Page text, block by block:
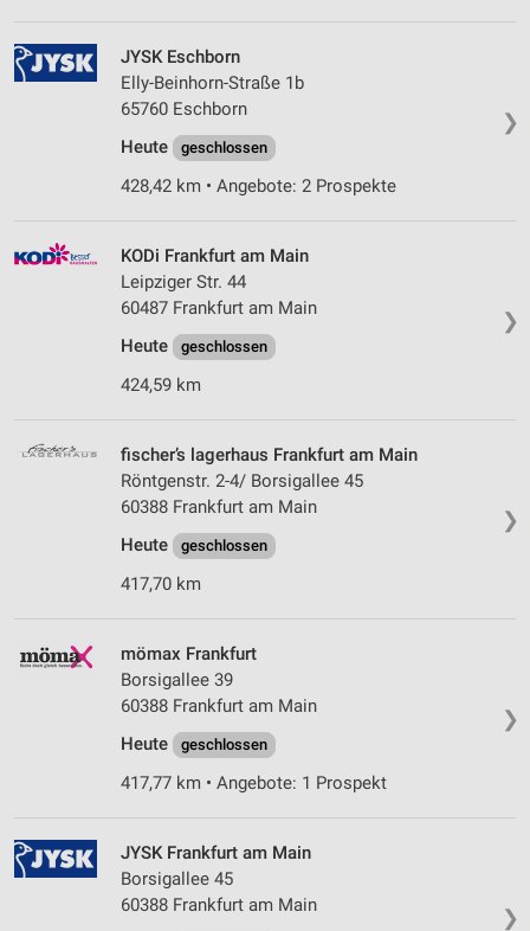
❯
JYSK Eschborn
Elly-Beinhorn-Straße 1b
65760 Eschborn
Heute
geschlossen
428,42 km • Angebote: 2 Prospekte
❯
KODi Frankfurt am Main
Leipziger Str. 44
60487 Frankfurt am Main
Heute
geschlossen
424,59 km
❯
fischer’s lagerhaus Frankfurt am Main
Röntgenstr. 2-4/ Borsigallee 45
60388 Frankfurt am Main
Heute
geschlossen
417,70 km
❯
mömax Frankfurt
Borsigallee 39
60388 Frankfurt am Main
Heute
geschlossen
417,77 km • Angebote: 1 Prospekt
❯
JYSK Frankfurt am Main
Borsigallee 45
60388 Frankfurt am Main